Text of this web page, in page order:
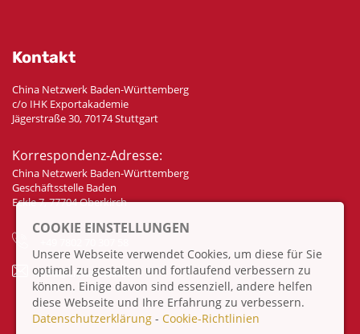
Kontakt
China Netzwerk Baden-Württemberg
c/o IHK Exportakademie
Jägerstraße 30, 70174 Stuttgart
Korrespondenz-Adresse:
China Netzwerk Baden-Württemberg
Geschäftsstelle Baden
Eckle 7, 77704 Oberkirch
info@china-bw.net
COOKIE EINSTELLUNGEN
Unsere Webseite verwendet Cookies, um diese für Sie
optimal zu gestalten und fortlaufend verbessern zu
können. Einige davon sind essenziell, andere helfen
diese Webseite und Ihre Erfahrung zu verbessern.
Datenschutzerklärung - Cookie-Richtlinien